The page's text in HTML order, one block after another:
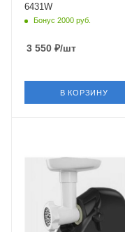
6431W
Бонус 2000 руб.
3 550 ₽/шт
В КОРЗИНУ